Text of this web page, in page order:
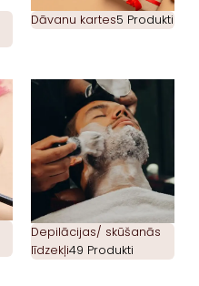
Dāvanu kartes5 Produkti
Depilācijas/ skūšanās
līdzekļi49 Produkti